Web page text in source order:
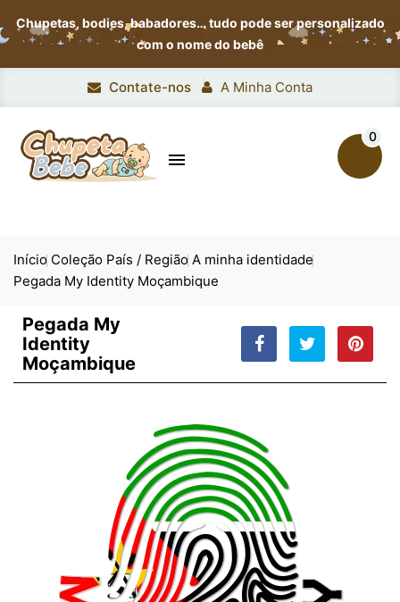
Chupetas, bodies, babadores…tudo pode ser personalizado
com o nome do bebê
Contate-nos A Minha Conta

0
Início Coleção País / Região A minha identidade
Pegada My Identity Moçambique
Pegada My
Identity
Moçambique